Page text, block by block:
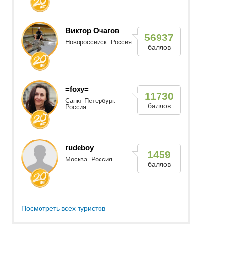
Виктор Очагов
Новороссийск. Россия 56937
баллов
=foxy=
Санкт-Петербург.
Россия
11730
баллов
rudeboy
Москва. Россия 1459
баллов
Посмотреть всех туристов